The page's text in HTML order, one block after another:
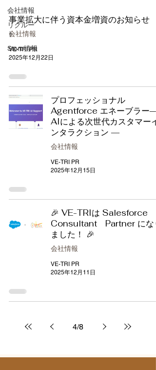
会社情報
リクルー
ト
Store情報
事業拡大に伴う資本金増資のお知らせ
会社情報
VE-TRI PR
2025年12月22日
プロフェッショナル
Agentforce エネーブラー―
AIによる次世代カスタマーイ
ンタラクション ―
会社情報
VE-TRI PR
2025年12月15日
🎉 VE-TRIは Salesforce
Consultant Partner にな
ました！ 🎉
会社情報
VE-TRI PR
2025年12月11日
4/8